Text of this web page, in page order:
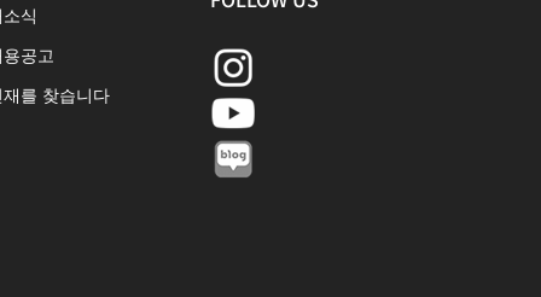
식
공고
재를 찾습니다